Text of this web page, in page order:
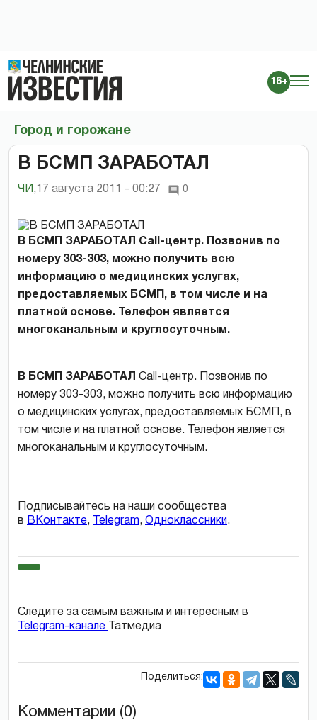
16+
Город и горожане
В БСМП ЗАРАБОТАЛ
ЧИ , 17 августа 2011 - 00:27 0
В БСМП ЗАРАБОТАЛ Call-центр. Позвонив по
номеру 303-303, можно получить всю
информацию о медицинских услугах,
предоставляемых БСМП, в том числе и на
платной основе. Телефон является
многоканальным и круглосуточным.
В БСМП ЗАРАБОТАЛ
Call-центр. Позвонив по
номеру 303-303, можно получить всю информацию
о медицинских услугах, предоставляемых БСМП, в
том числе и на платной основе. Телефон является
многоканальным и круглосуточным.
Подписывайтесь на наши сообщества
в ВКонтакте, Telegram, Одноклассники.
Следите за самым важным и интересным в
Telegram-канале
Татмедиа
Поделиться:
Комментарии (0)